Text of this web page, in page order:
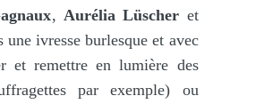
, Aurélia Lüscher et
ivresse burlesque et avec
et remettre en lumière des
par exemple) ou